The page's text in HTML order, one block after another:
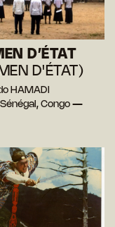
D’ÉTAT
D'ÉTAT)
HAMADI
Congo —